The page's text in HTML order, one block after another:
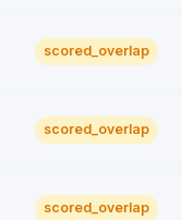
scored_overlap
scored_overlap
scored_overlap